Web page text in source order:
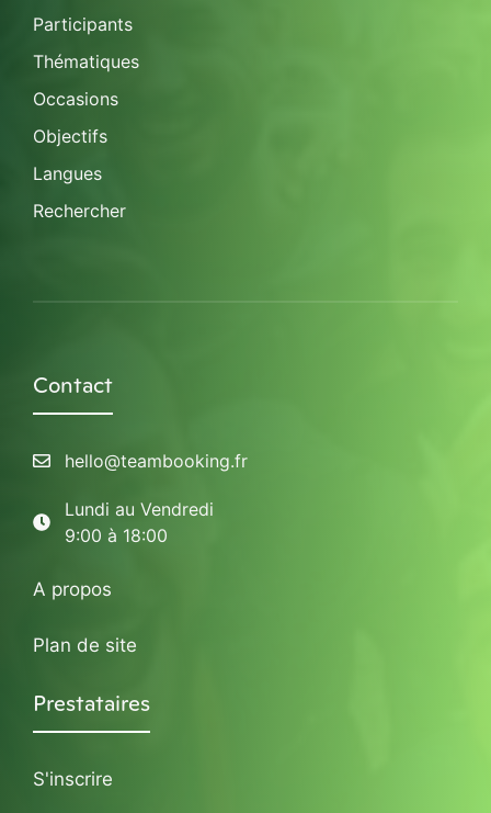
Participants
Thématiques
Occasions
Objectifs
Langues
Rechercher
Contact
hello@teambooking.fr
Lundi au Vendredi
9:00 à 18:00
A propos
Plan de site
Prestataires
S'inscrire